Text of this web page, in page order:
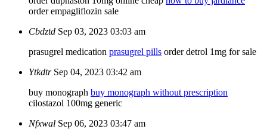
order empagliflozin sale
Cbdztd Sep 03, 2023 03:03 am
prasugrel medication prasugrel pills order detrol 1mg for sale
Ytkdtr Sep 04, 2023 03:42 am
buy monograph buy monograph without prescription
cilostazol 100mg generic
Nfxwal Sep 06, 2023 03:47 am